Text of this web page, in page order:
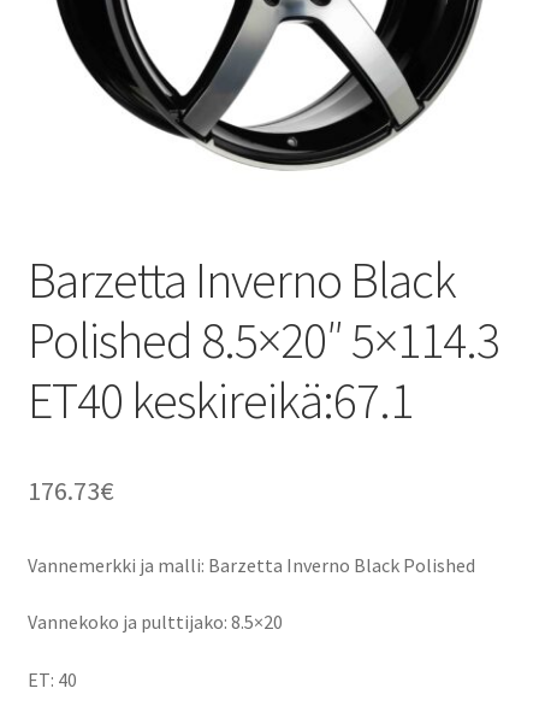
Barzetta Inverno Black
Polished 8.5×20″ 5×114.3
ET40 keskireikä:67.1
176.73€
Vannemerkki ja malli: Barzetta Inverno Black Polished
Vannekoko ja pulttijako: 8.5×20
ET: 40